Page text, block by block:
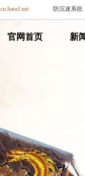
网
官网首页
网
新
cn.haosf.net 防沉迷系统